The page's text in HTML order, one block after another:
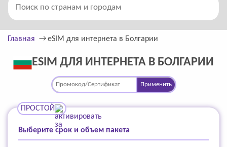
Главная eSIM для интернета в Болгарии
ESIM ДЛЯ ИНТЕРНЕТА В БОЛГАРИИ
Применить
ПРОСТОЙ
Выберите срок и объем пакета